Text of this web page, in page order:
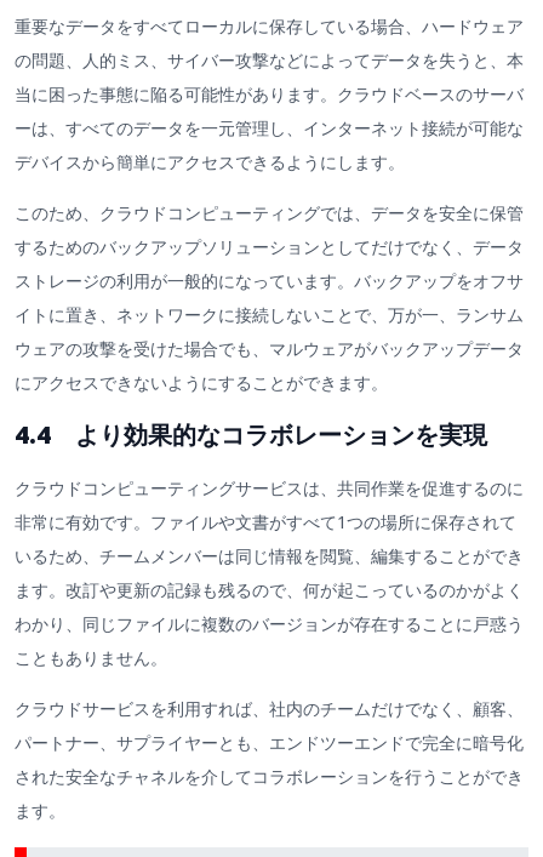
重要なデータをすべてローカルに保存している場合、ハードウェア
の問題、人的ミス、サイバー攻撃などによってデータを失うと、本
当に困った事態に陥る可能性があります。クラウドベースのサーバ
ーは、すべてのデータを一元管理し、インターネット接続が可能な
デバイスから簡単にアクセスできるようにします。
このため、クラウドコンピューティングでは、データを安全に保管
するためのバックアップソリューションとしてだけでなく、データ
ストレージの利用が一般的になっています。バックアップをオフサ
イトに置き、ネットワークに接続しないことで、万が一、ランサム
ウェアの攻撃を受けた場合でも、マルウェアがバックアップデータ
にアクセスできないようにすることができます。
4.4 より効果的なコラボレーションを実現
クラウドコンピューティングサービスは、共同作業を促進するのに
非常に有効です。ファイルや文書がすべて1つの場所に保存されて
いるため、チームメンバーは同じ情報を閲覧、編集することができ
ます。改訂や更新の記録も残るので、何が起こっているのかがよく
わかり、同じファイルに複数のバージョンが存在することに戸惑う
こともありません。
クラウドサービスを利用すれば、社内のチームだけでなく、顧客、
パートナー、サプライヤーとも、エンドツーエンドで完全に暗号化
された安全なチャネルを介してコラボレーションを行うことができ
ます。